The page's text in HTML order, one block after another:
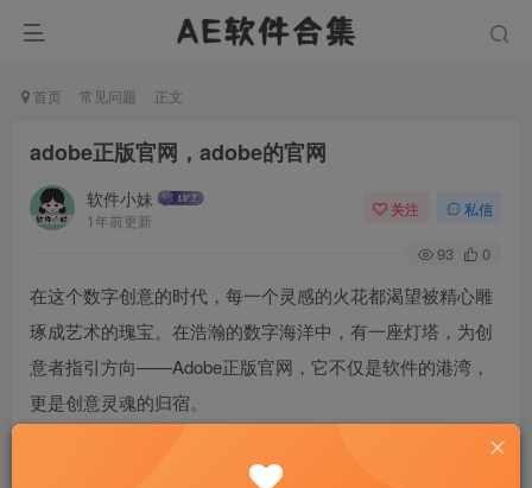
首页 常见问题 正文
adobe正版官网，adobe的官网
软件小妹
1年前更新
关注 私信
93 0
在这个数字创意的时代，每一个灵感的火花都渴望被精心雕
琢成艺术的瑰宝。在浩瀚的数字海洋中，有一座灯塔，为创
意者指引方向——Adobe正版官网，它不仅是软件的港湾，
更是创意灵魂的归宿。